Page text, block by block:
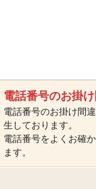
電話番号のお掛
電話番号のお掛け間
生しております。
電話番号をよくお確
ます。